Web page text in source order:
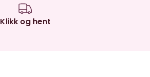
Klikk og hent